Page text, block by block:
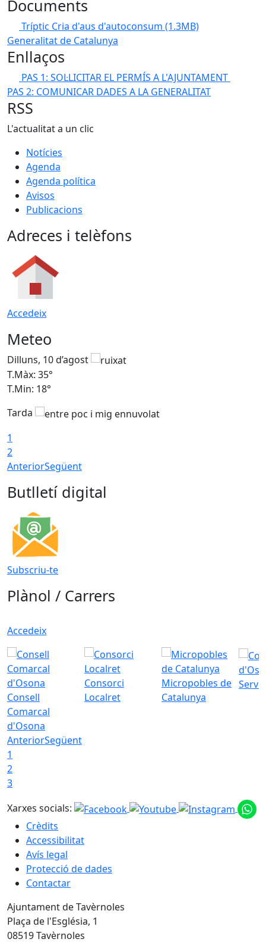
Documents
Tríptic Cria d'aus d'autoconsum (1.3MB)
Generalitat de Catalunya
Enllaços
PAS 1: SOL·LICITAR EL PERMÍS A L'AJUNTAMENT
PAS 2: COMUNICAR DADES A LA GENERALITAT
RSS
L'actualitat a un clic
Notícies
Agenda
Agenda política
Avisos
Publicacions
Adreces i telèfons
Accedeix
Meteo
Dilluns, 10 d’agost
T.Màx: 35°
T.Min: 18°
Tarda
1
2
AnteriorSegüent
Butlletí digital
Subscriu-te
Plànol / Carrers
Accedeix
Consell
Comarcal
d'Osona
Consorci
Localret
Micropobles de
Catalunya
AnteriorSegüent
1
2
3
Xarxes socials:
Crèdits
Accessibilitat
Avís legal
Protecció de dades
Contactar
Ajuntament de Tavèrnoles
Plaça de l'Església, 1
08519 Tavèrnoles